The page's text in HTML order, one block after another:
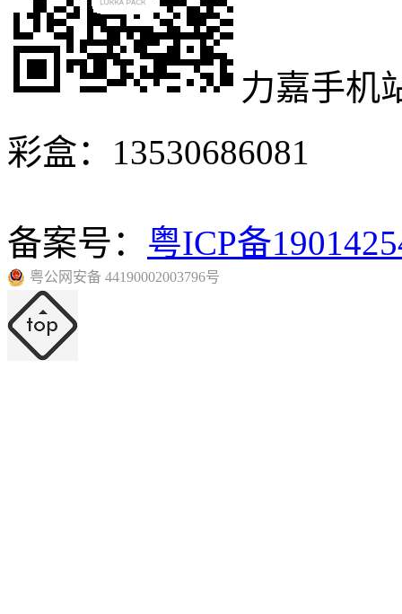
力嘉手机
彩盒：13530686081
备案号： 粤ICP备
粤公网安备 44190002003796号